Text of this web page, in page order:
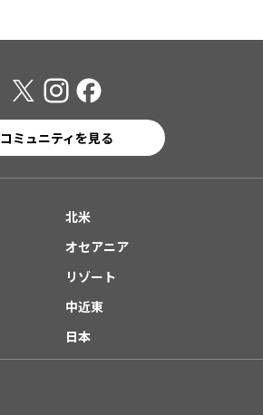
コミュニティを見る
北米
オセアニア
リゾート
中近東
日本